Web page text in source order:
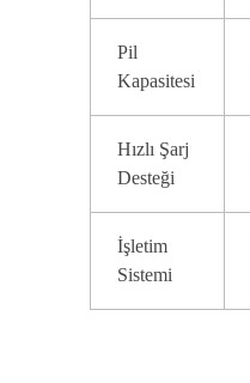
Pil
Kapasitesi
Hızlı Şarj
Desteği
İşletim
Sistemi